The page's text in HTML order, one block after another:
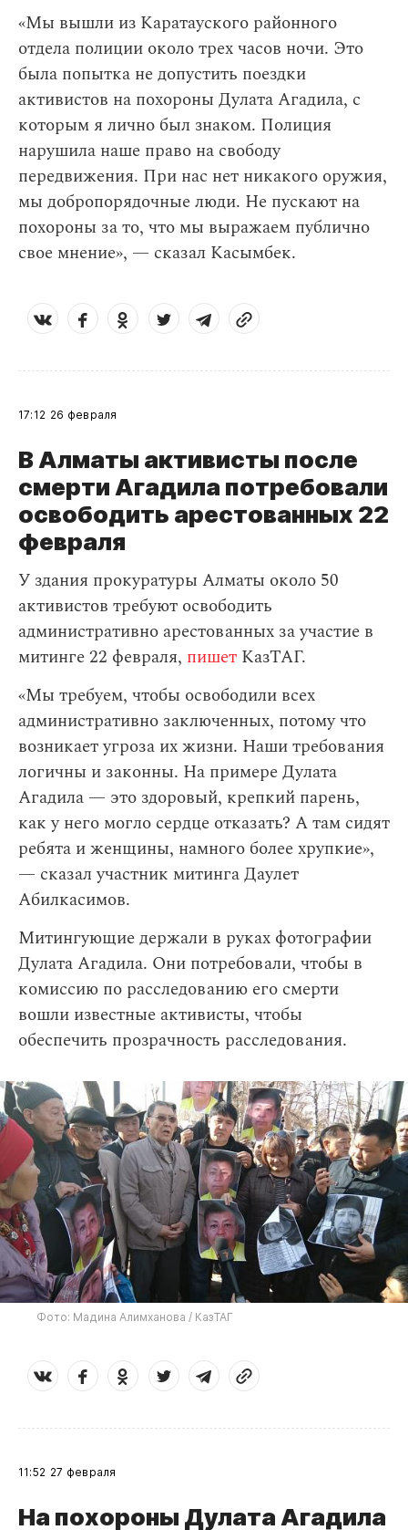
«Мы вышли из Каратауского районного
отдела полиции около трех часов ночи. Это
была попытка не допустить поездки
активистов на похороны Дулата Агадила, с
которым я лично был знаком. Полиция
нарушила наше право на свободу
передвижения. При нас нет никакого оружия,
мы добропорядочные люди. Не пускают на
похороны за то, что мы выражаем публично
свое мнение», — сказал Касымбек.
17:12 26 февраля
В Алматы активисты после
смерти Агадила потребовали
освободить арестованных 22
февраля
У здания прокуратуры Алматы около 50
активистов требуют освободить
административно арестованных за участие в
митинге 22 февраля, пишет КазТАГ.
«Мы требуем, чтобы освободили всех
административно заключенных, потому что
возникает угроза их жизни. Наши требования
логичны и законны. На примере Дулата
Агадила — это здоровый, крепкий парень,
как у него могло сердце отказать? А там сидят
ребята и женщины, намного более хрупкие»,
— сказал участник митинга Даулет
Абилкасимов.
Митингующие держали в руках фотографии
Дулата Агадила. Они потребовали, чтобы в
комиссию по расследованию его смерти
вошли известные активисты, чтобы
обеспечить прозрачность расследования.
Фото: Мадина Алимханова / КазТАГ
11:52 27 февраля
​На похороны Дулата Агадила